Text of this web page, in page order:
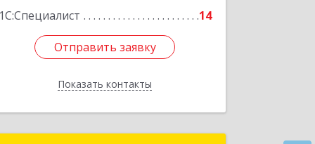
1С:Специалист
14
Отправить заявку
Показать контакты
Отправить заявку
Назад